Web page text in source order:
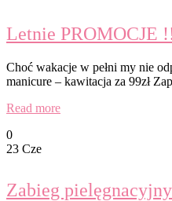
Letnie PROMOCJE
Choć wakacje w pełni my nie
manicure – kawitacja za 99zł
Read more
0
23 Cze
Zabieg